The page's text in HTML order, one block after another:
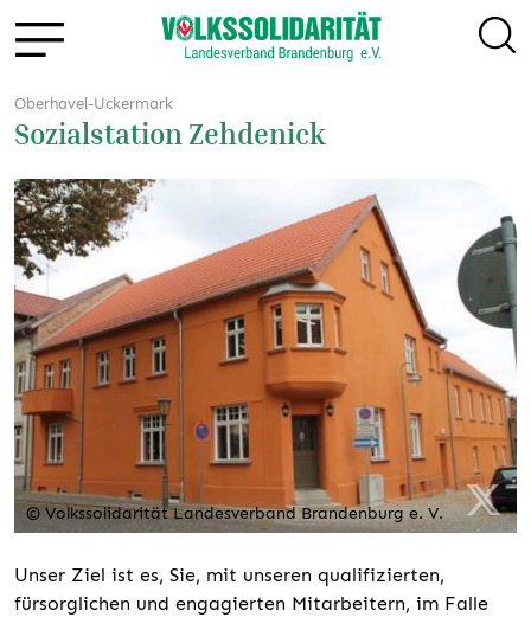
Oberhavel-Uckermark
Sozialstation Zehdenick
© Volkssolidarität Landesverband Brandenburg e. V.
Unser Ziel ist es, Sie, mit unseren qualifizierten,
fürsorglichen und engagierten Mitarbeitern, im Falle